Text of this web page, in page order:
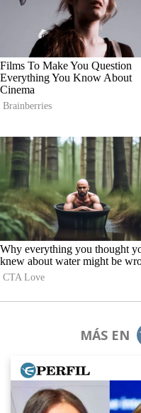
MÁS EN